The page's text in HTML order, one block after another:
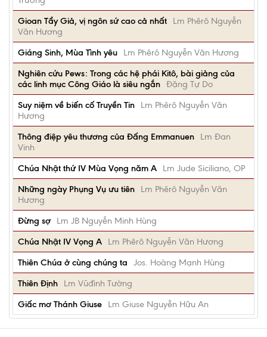
Gioan Tẩy Giả, vị ngôn sứ cao cả nhất
Lm Phêrô Nguyễn
Văn Hương
Giáng Sinh, Mùa Tình yêu
Lm Phêrô Nguyễn Văn Hương
Nghiên cứu Pews: Trong các hệ phái Kitô, bài giảng của
các linh mục Công Giáo là siêu ngắn Đặng Tự Do
Suy niệm về biến cố Truyền Tin
Lm Phêrô Nguyễn Văn
Hương
Thông điệp yêu thương của Đấng Emmanuen
Lm Đan
Vinh
Chúa Nhật thứ IV Mùa Vọng năm A
Lm Jude Siciliano, OP
Những ngày Phụng Vụ ưu tiên
Lm Phêrô Nguyễn Văn
Hương
Đừng sợ
Lm JB Nguyễn Minh Hùng
Chúa Nhật IV Vọng A
Lm Phêrô Nguyễn Văn Hương
Thiên Chúa ở cùng chúng ta
Jos. Hoàng Mạnh Hùng
Thiên Định
Lm Vũđình Tường
Giấc mơ Thánh Giuse
Lm Giuse Nguyễn Hữu An